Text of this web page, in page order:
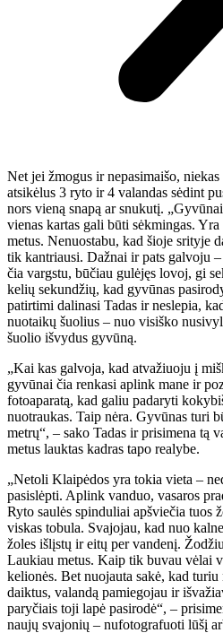
Net jei žmogus ir nepasimaišo,
atsikėlus 3 ryto ir 4 valandas sėdint
nors vieną snapą ar snukutį.
vienas kartas gali būti sėkmingas.
metus. Nenuostabu, kad šioje srityje
tik kantriausi. Dažnai ir pats galvoju
čia vargstu, būčiau gulėjęs lovoj, gi
kelių sekundžių, kad gyvūnas
patirtimi dalinasi Tadas ir neslepia,
nuotaikų šuolius – nuo visiško
šuolio išvydus gyvūną.
„Kai kas galvoja, kad atvažiuoju į
gyvūnai čia renkasi aplink mane ir
fotoaparatą, kad galiu padaryti
nuotraukas. Taip nėra. Gyvūnas turi
metrų“, – sako Tadas ir prisimena tą
metus lauktas kadras tapo realybe.
„Netoli Klaipėdos yra tokia vieta –
pasislėpti. Aplink vanduo, vasaros
Ryto saulės spinduliai apšviečia tuos
viskas tobula. Svajojau, kad nuo
žoles išlįstų ir eitų per vandenį.
Laukiau metus. Kaip tik buvau vėlai
kelionės. Bet nuojauta sakė, kad
daiktus, valandą pamiegojau ir
paryčiais toji lapė pasirodė“, –
naujų svajonių – nufotografuoti lūšį